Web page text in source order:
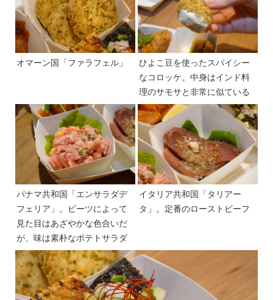
オマーン国「ファラフェル」
ひよこ豆を使ったスパイシー
なコロッケ。中身はインド料
理のサモサと非常に似ている
パナマ共和国「エンサラダデ
フェリア」。ビーツによって
見た目はあざやかな色合いだ
が、味は素朴なポテトサラダ
イタリア共和国「タリアー
タ」。定番のローストビーフ